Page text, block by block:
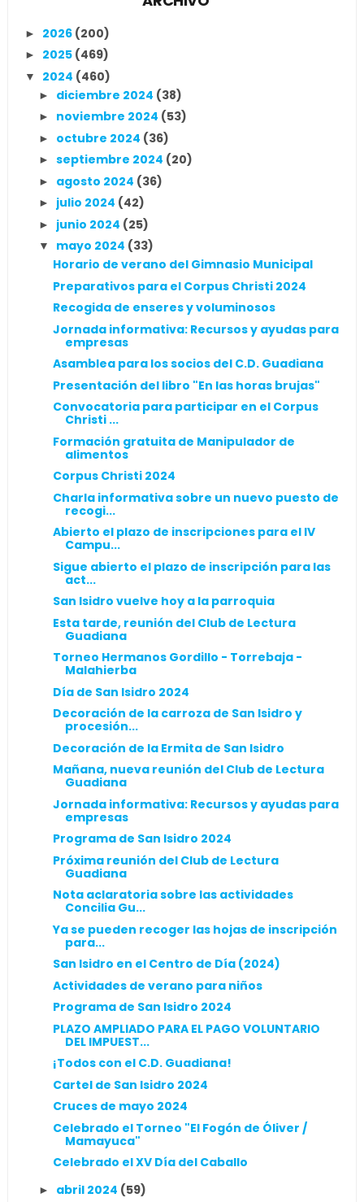
► 2026 (200)
► 2025 (469)
▼ 2024 (460)
► diciembre 2024 (38)
► noviembre 2024 (53)
► octubre 2024 (36)
► septiembre 2024 (20)
► agosto 2024 (36)
► julio 2024 (42)
► junio 2024 (25)
▼ mayo 2024 (33)
Horario de verano del Gimnasio Municipal
Preparativos para el Corpus Christi 2024
Recogida de enseres y voluminosos
Jornada informativa: Recursos y ayudas para
empresas
Asamblea para los socios del C.D. Guadiana
Presentación del libro "En las horas brujas"
Convocatoria para participar en el Corpus
Christi ...
Formación gratuita de Manipulador de
alimentos
Corpus Christi 2024
Charla informativa sobre un nuevo puesto de
recogi...
Abierto el plazo de inscripciones para el IV
Campu...
Sigue abierto el plazo de inscripción para las
act...
San Isidro vuelve hoy a la parroquia
Esta tarde, reunión del Club de Lectura
Guadiana
Torneo Hermanos Gordillo - Torrebaja -
Malahierba
Día de San Isidro 2024
Decoración de la carroza de San Isidro y
procesión...
Decoración de la Ermita de San Isidro
Mañana, nueva reunión del Club de Lectura
Guadiana
Jornada informativa: Recursos y ayudas para
empresas
Programa de San Isidro 2024
Próxima reunión del Club de Lectura
Guadiana
Nota aclaratoria sobre las actividades
Concilia Gu...
Ya se pueden recoger las hojas de inscripción
para...
San Isidro en el Centro de Día (2024)
Actividades de verano para niños
Programa de San Isidro 2024
PLAZO AMPLIADO PARA EL PAGO VOLUNTARIO
DEL IMPUEST...
¡Todos con el C.D. Guadiana!
Cartel de San Isidro 2024
Cruces de mayo 2024
Celebrado el Torneo "El Fogón de Óliver /
Mamayuca"
Celebrado el XV Día del Caballo
► abril 2024 (59)